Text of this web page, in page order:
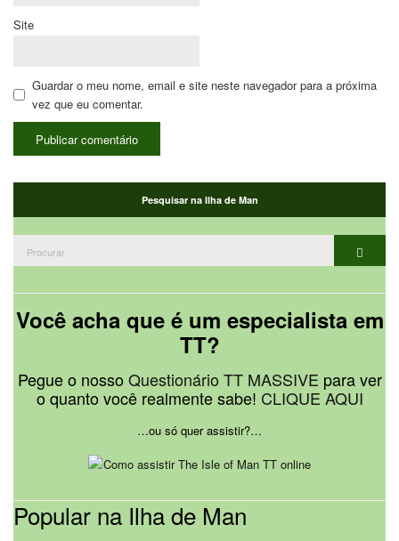
Site
Guardar o meu nome, email e site neste navegador para a próxima
vez que eu comentar.
Pesquisar na Ilha de Man
Você acha que é um especialista em
TT?
Pegue o nossoQuestionário TT MASSIVE para ver
o quanto você realmente sabe! CLIQUE AQUI
…ou só quer assistir?…
Popular na Ilha de Man